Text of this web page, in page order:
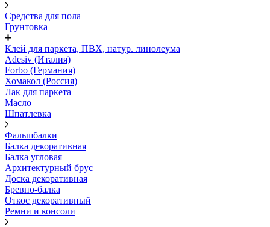
Средства для пола
Грунтовка
Клей для паркета, ПВХ, натур. линолеума
Adesiv (Италия)
Forbo (Германия)
Хомакол (Россия)
Лак для паркета
Масло
Шпатлевка
Фальшбалки
Балка декоративная
Балка угловая
Архитектурный брус
Доска декоративная
Бревно-балка
Откос декоративный
Ремни и консоли